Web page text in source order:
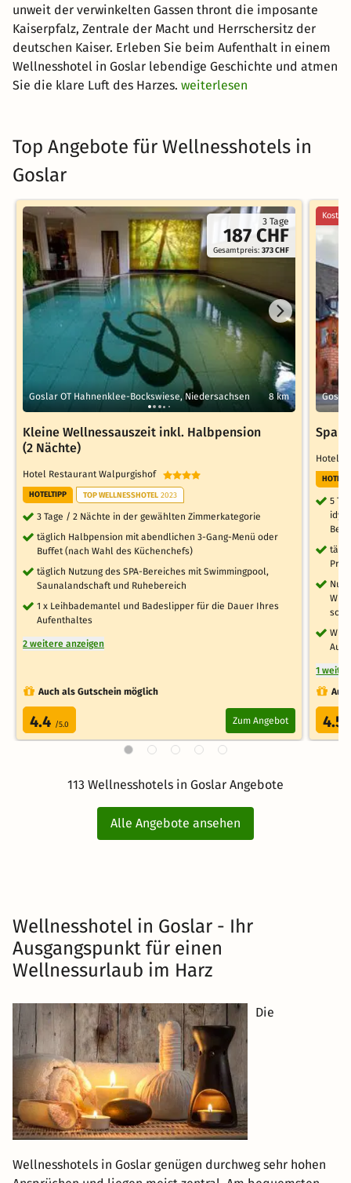
unweit der verwinkelten Gassen thront die imposante
Kaiserpfalz, Zentrale der Macht und Herrschersitz der
deutschen Kaiser. Erleben Sie beim Aufenthalt in einem
Wellnesshotel in Goslar lebendige Geschichte und atmen
Sie die klare Luft des Harzes. weiterlesen
Top Angebote für Wellnesshotels in
Goslar
3 Tage
187 CHF
Gesamtpreis:373 CHF
Goslar OT Hahnenklee-Bockswiese, Niedersachsen 8 km
Kleine Wellnessauszeit inkl. Halbpension
(2 Nächte)
Hotel Restaurant Walpurgishof
HOTELTIPP TOP WELLNESSHOTEL 2023
3 Tage / 2 Nächte in der gewählten Zimmerkategorie
täglich Halbpension mit abendlichen 3-Gang-Menü oder
Buffet (nach Wahl des Küchenchefs)
täglich Nutzung des SPA-Bereiches mit Swimmingpool,
Saunalandschaft und Ruhebereich
1 x Leihbademantel und Badeslipper für die Dauer Ihres
Aufenthaltes
2 weitere anzeigen
Auch als Gutschein möglich
4.4 /5.0 Zum Angebot
Hotel
5
1
4.5
113 Wellnesshotels in Goslar Angebote
Alle Angebote ansehen
Wellnesshotel in Goslar - Ihr
Ausgangspunkt für einen
Wellnessurlaub im Harz
Die
Wellnesshotels in Goslar genügen durchweg sehr hohen